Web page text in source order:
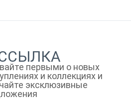
первыми о новых
и коллекциях и
эксклюзивные